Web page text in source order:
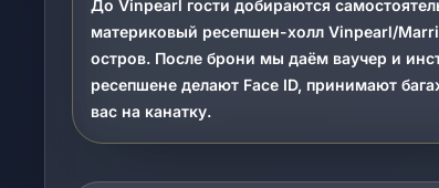
До Vinpearl гости добираются
материковый ресепшен-холл Vinpearl/
остров. После брони мы даём ваучер и
ресепшене делают Face ID, принимают
вас на канатку.